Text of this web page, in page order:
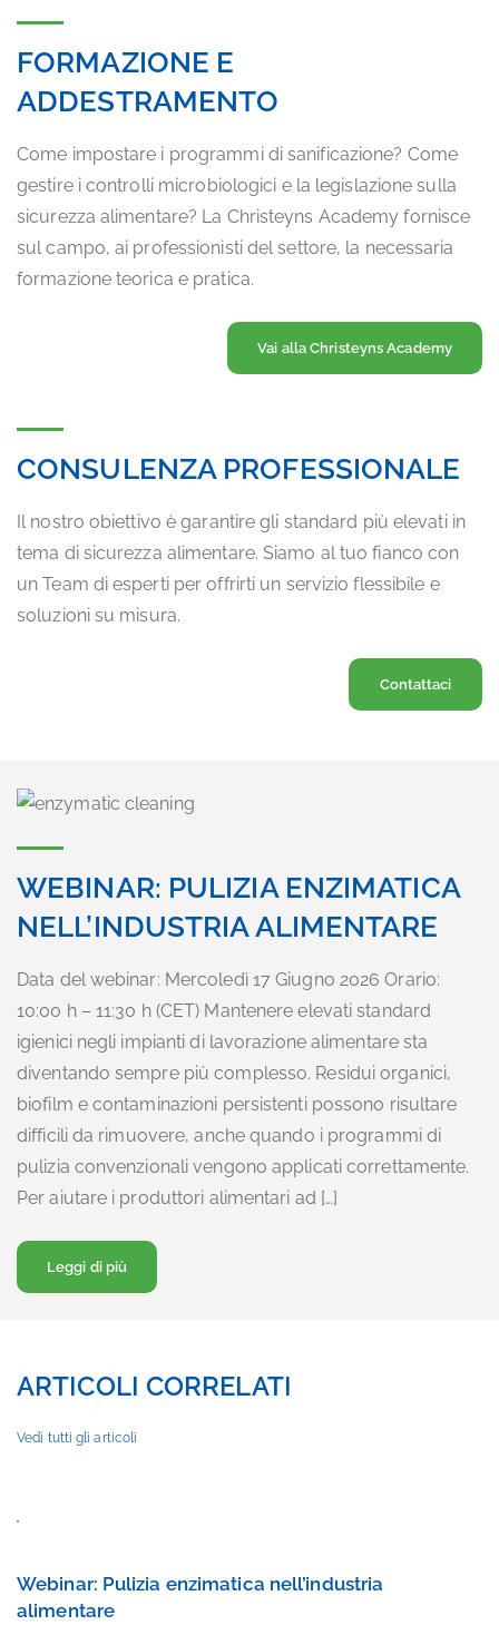
FORMAZIONE E
ADDESTRAMENTO
Come impostare i programmi di sanificazione? Come
gestire i controlli microbiologici e la legislazione sulla
sicurezza alimentare? La Christeyns Academy fornisce
sul campo, ai professionisti del settore, la necessaria
formazione teorica e pratica.
Vai alla Christeyns Academy
CONSULENZA PROFESSIONALE
Il nostro obiettivo è garantire gli standard più elevati in
tema di sicurezza alimentare. Siamo al tuo fianco con
un Team di esperti per offrirti un servizio flessibile e
soluzioni su misura.
Contattaci
WEBINAR: PULIZIA ENZIMATICA
NELL’INDUSTRIA ALIMENTARE
Data del webinar: Mercoledì 17 Giugno 2026 Orario:
10:00 h – 11:30 h (CET) Mantenere elevati standard
igienici negli impianti di lavorazione alimentare sta
diventando sempre più complesso. Residui organici,
biofilm e contaminazioni persistenti possono risultare
difficili da rimuovere, anche quando i programmi di
pulizia convenzionali vengono applicati correttamente.
Per aiutare i produttori alimentari ad […]
Leggi di più
ARTICOLI CORRELATI
Vedi tutti gli articoli
Webinar: Pulizia enzimatica nell’industria
alimentare